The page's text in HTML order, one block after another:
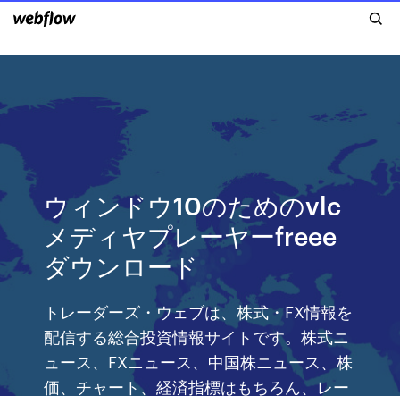
ウィンドウ10のためのvlc
メディヤプレーヤーfreee
ダウンロード
トレーダーズ・ウェブは、株式・FX情報を
配信する総合投資情報サイトです。株式ニ
ュース、FXニュース、中国株ニュース、株
価、チャート、経済指標はもちろん、レー